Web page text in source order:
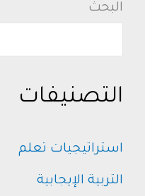
القيم
البحث
التصنيفات
استراتيجيات تعلم
التربية الإيجابية